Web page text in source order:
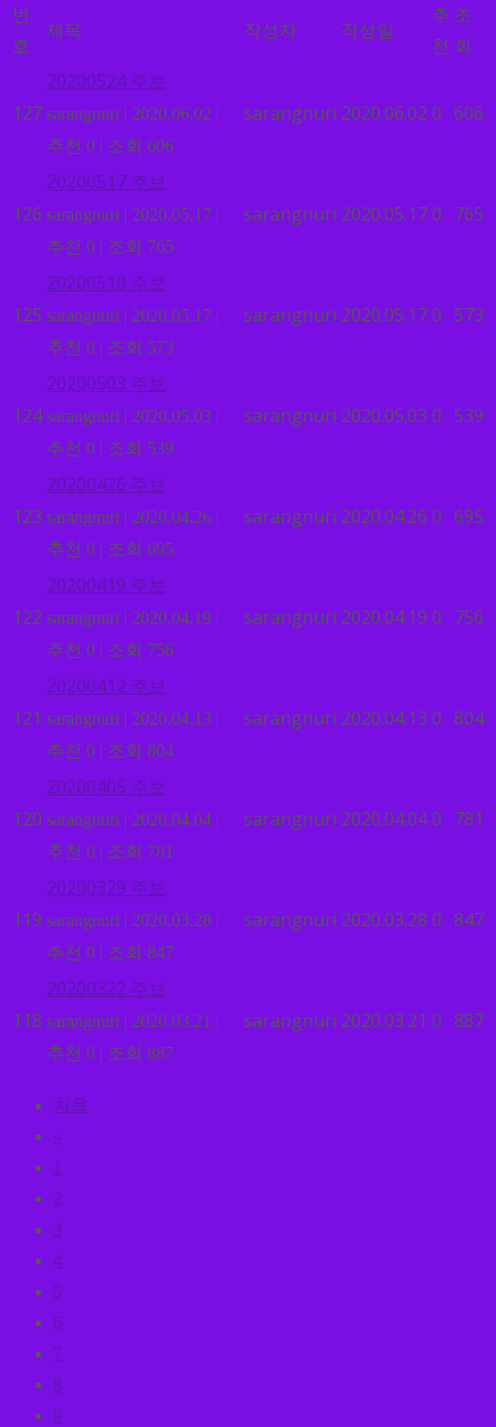
번
호
제목 작성자 작성일
추
천
조
회
127
20200524 주보
sarangnuri | 2020.06.02 |
추천 0 | 조회 606
sarangnuri 2020.06.02 0 606
126
20200517 주보
sarangnuri | 2020.05.17 |
추천 0 | 조회 765
sarangnuri 2020.05.170 765
125
20200510 주보
sarangnuri | 2020.05.17 |
추천 0 | 조회 573
sarangnuri 2020.05.170 573
124
20200503 주보
sarangnuri | 2020.05.03 |
추천 0 | 조회 539
sarangnuri 2020.05.03 0 539
123
20200426 주보
sarangnuri | 2020.04.26 |
추천 0 | 조회 695
sarangnuri 2020.04.26 0 695
122
20200419 주보
sarangnuri | 2020.04.19 |
추천 0 | 조회 756
sarangnuri 2020.04.19 0 756
121
20200412 주보
sarangnuri | 2020.04.13 |
추천 0 | 조회 804
sarangnuri 2020.04.13 0 804
120
20200405 주보
sarangnuri | 2020.04.04 |
추천 0 | 조회 781
sarangnuri 2020.04.040 781
119
20200329 주보
sarangnuri | 2020.03.28 |
추천 0 | 조회 847
sarangnuri 2020.03.28 0 847
118
20200322 주보
sarangnuri | 2020.03.21 |
추천 0 | 조회 887
sarangnuri 2020.03.21 0 887
처음
«
1
2
3
4
5
6
7
8
9